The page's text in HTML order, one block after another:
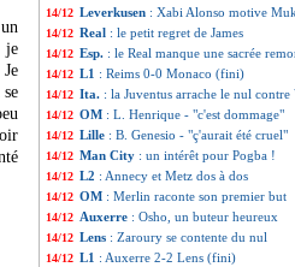
je
14/12 Leverkusen : Xabi Alonso motive
14/12 Real : le petit regret de James
14/12 Esp. : le Real manque une sacrée
14/12 L1 : Reims 0-0 Monaco (fini)
14/12 Ita. : la Juventus arrache le nul contre
14/12 OM : L. Henrique - "c'est dommage"
14/12 Lille : B. Genesio - "ç'aurait été cruel"
14/12 Man City : un intérêt pour Pogba !
14/12 L2 : Annecy et Metz dos à dos
14/12 OM : Merlin raconte son premier but
14/12 Auxerre : Osho, un buteur heureux
14/12 Lens : Zaroury se contente du nul
14/12 L1 : Auxerre 2-2 Lens (fini)